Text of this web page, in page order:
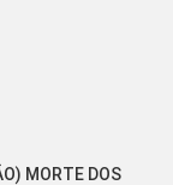
MORTE DOS